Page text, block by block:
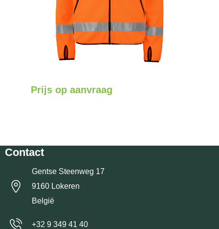
Prijs op aanvraag
Contact
Gentse Steenweg 17
9160 Lokeren
België
+32 9 349 41 40